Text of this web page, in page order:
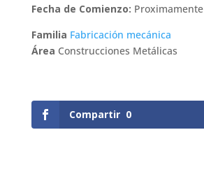
Fecha de Comienzo: Proximamente
Familia Fabricación mecánica
Área Construcciones Metálicas
Compartir 0